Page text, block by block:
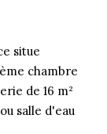
situe
chambre
de 16 m²
salle d'eau